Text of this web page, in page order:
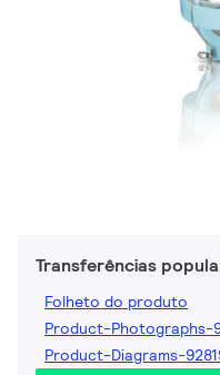
Transferências
Folheto do produto
Product-Photographs-
Product-Diagrams-